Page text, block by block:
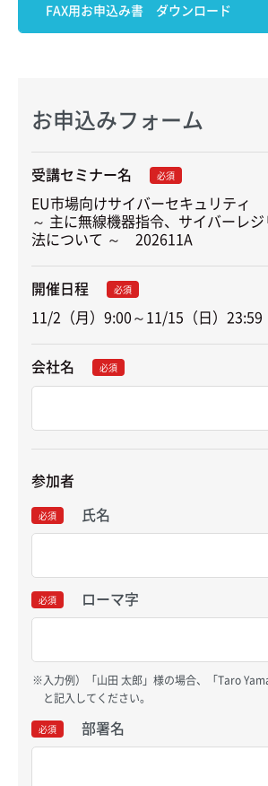
FAX用お申込み書 ダウンロード
お申込みフォーム
受講セミナー名 必須
EU市場向けサイバーセキュリティ
～ 主に無線機器指令、サイバーレ
法について ～　202611A
開催日程 必須
11/2（月）9:00～11/15（日）23:59
会社名 必須
参加者
必須 氏名
必須 ローマ字
入力例）「山田 太郎」様の場合、「Taro
と記入してください。
必須 部署名